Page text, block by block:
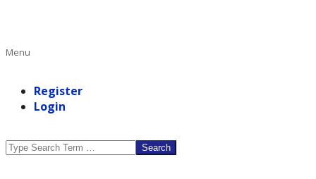
Primary
Menu
Register
Login
Search